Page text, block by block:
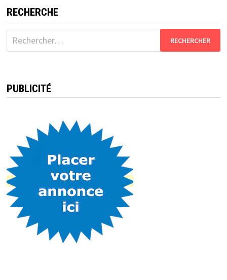
RECHERCHE
Rechercher :
PUBLICITÉ